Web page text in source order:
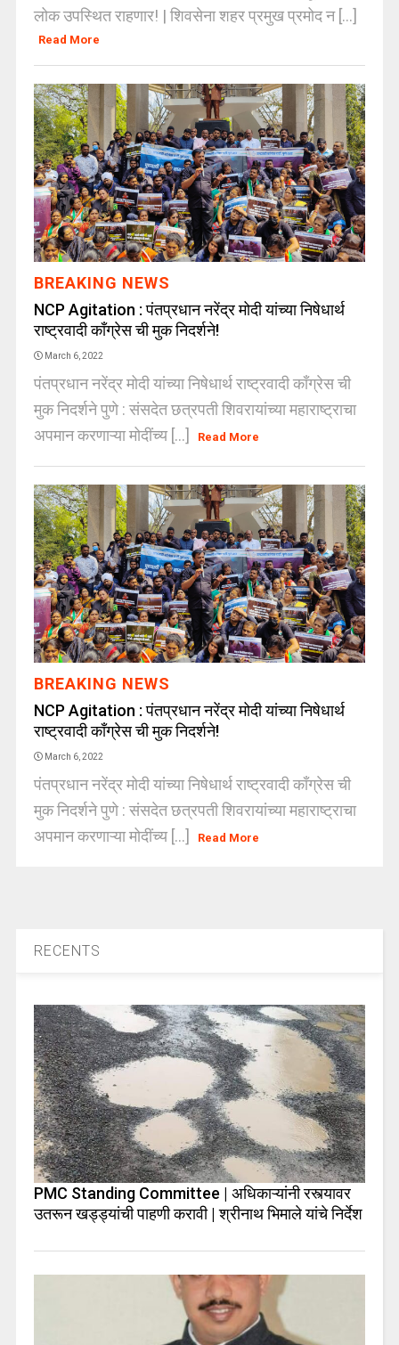
लोक उपस्थित राहणार! | शिवसेना शहर प्रमुख प्रमोद न [...]
Read More
BREAKING NEWS
NCP Agitation : पंतप्रधान नरेंद्र मोदी यांच्या निषेधार्थ
राष्ट्रवादी काँग्रेस ची मुक निदर्शने!
March 6, 2022
पंतप्रधान नरेंद्र मोदी यांच्या निषेधार्थ राष्ट्रवादी काँग्रेस ची
मुक निदर्शने पुणे : संसदेत छत्रपती शिवरायांच्या महाराष्ट्राचा
अपमान करणाऱ्या मोदींच्य [...]
Read More
BREAKING NEWS
NCP Agitation : पंतप्रधान नरेंद्र मोदी यांच्या निषेधार्थ
राष्ट्रवादी काँग्रेस ची मुक निदर्शने!
March 6, 2022
पंतप्रधान नरेंद्र मोदी यांच्या निषेधार्थ राष्ट्रवादी काँग्रेस ची
मुक निदर्शने पुणे : संसदेत छत्रपती शिवरायांच्या महाराष्ट्राचा
अपमान करणाऱ्या मोदींच्य [...]
Read More
RECENTS
PMC Standing Committee | अधिकाऱ्यांनी रस्त्यावर
उतरून खड्ड्यांची पाहणी करावी | श्रीनाथ भिमाले यांचे निर्देश